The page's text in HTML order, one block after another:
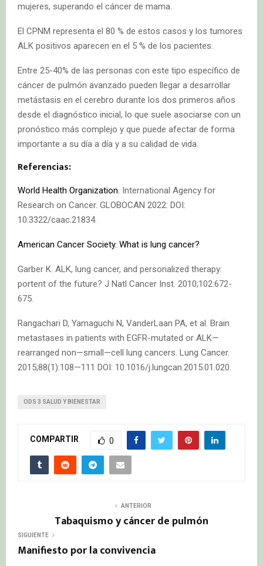
mujeres, superando el cáncer de mama.
El CPNM representa el 80 % de estos casos y los tumores
ALK positivos aparecen en el 5 % de los pacientes.
Entre 25-40% de las personas con este tipo específico de
cáncer de pulmón avanzado pueden llegar a desarrollar
metástasis en el cerebro durante los dos primeros años
desde el diagnóstico inicial, lo que suele asociarse con un
pronóstico más complejo y que puede afectar de forma
importante a su día a día y a su calidad de vida.
Referencias:
World Health Organization. International Agency for
Research on Cancer. GLOBOCAN 2022: DOI:
10.3322/caac.21834.
American Cancer Society. What is lung cancer?
Garber K. ALK, lung cancer, and personalized therapy:
portent of the future? J Natl Cancer Inst. 2010;102:672-
675.
Rangachari D, Yamaguchi N, VanderLaan PA, et al. Brain
metastases in patients with EGFR-mutated or ALK—
rearranged non—small—cell lung cancers. Lung Cancer.
2015;88(1):108—111 DOI: 10.1016/j.lungcan.2015.01.020.
ODS 3 SALUD Y BIENESTAR
COMPARTIR 0
ANTERIOR
Tabaquismo y cáncer de pulmón
SIGUIENTE
Manifiesto por la convivencia